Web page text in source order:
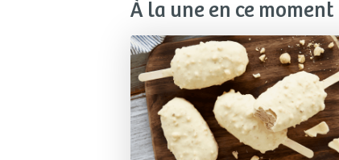
À la une en ce moment